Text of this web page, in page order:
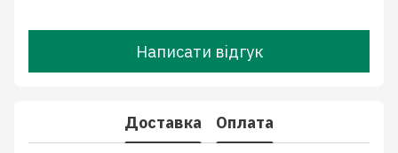
Написати відгук
Доставка Оплата